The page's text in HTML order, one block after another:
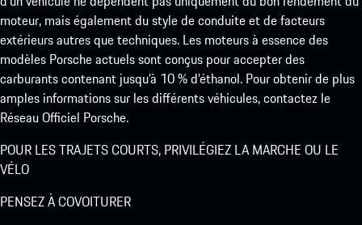
moteur, mais également du style de conduite et de facteurs
extérieurs autres que techniques. Les moteurs à essence des
modèles Porsche actuels sont conçus pour accepter des
carburants contenant jusqu’à 10 % d’éthanol. Pour obtenir de plus
amples informations sur les différents véhicules, contactez le
Réseau Officiel Porsche.
POUR LES TRAJETS COURTS, PRIVILÉGIEZ LA MARCHE OU LE
VÉLO
PENSEZ À COVOITURER